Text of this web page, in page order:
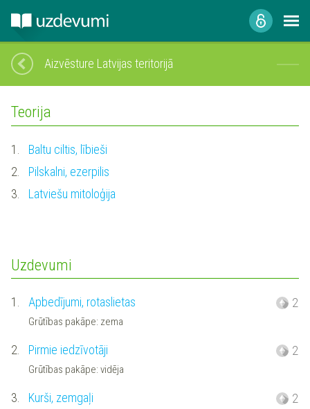
Aizvēsture Latvijas teritorijā
Teorija
1.
Baltu ciltis, lībieši
2.
Pilskalni, ezerpilis
3.
Latviešu mitoloģija
Uzdevumi
1. Apbedījumi, rotaslietas
Grūtības pakāpe: zema
2
2. Pirmie iedzīvotāji
Grūtības pakāpe: vidēja
2
3. Kurši, zemgaļi 2